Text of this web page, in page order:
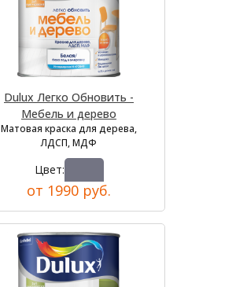
Dulux Легко Обновить -
Мебель и дерево
Матовая краска для дерева,
ЛДСП, МДФ
Цвет:
от 1990 руб.